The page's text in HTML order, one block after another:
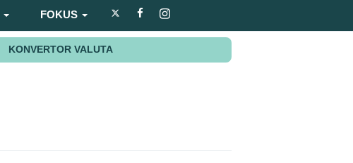
FOKUS
KONVERTOR VALUTA